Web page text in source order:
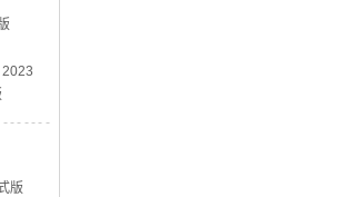
版